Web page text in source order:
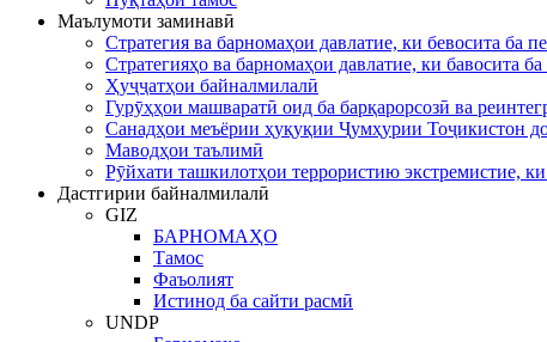
Маълумоти заминавӣ
Стратегия ва барномаҳои давлатие, ки бевосита ба
Стратегияҳо ва барномаҳои давлатие, ки бавосита
Ҳуҷҷатҳои байналмилалӣ
Гурӯҳҳои машваратӣ оид ба барқарорсозӣ ва
Санадҳои меъёрии ҳуқуқии Ҷумҳурии Тоҷикистон
Маводҳои таълимӣ
Рӯйхати ташкилотҳои террористию экстремистие,
Дастгирии байналмилалӣ
GIZ
БАРНОМАҲО
Тамос
Фаъолият
Истинод ба сайти расмӣ
UNDP